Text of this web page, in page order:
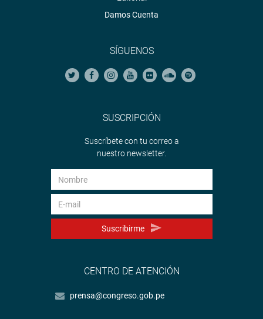
Damos Cuenta
SÍGUENOS
SUSCRIPCIÓN
Suscríbete con tu correo a
nuestro newsletter.
Suscribirme
CENTRO DE ATENCIÓN
prensa@congreso.gob.pe